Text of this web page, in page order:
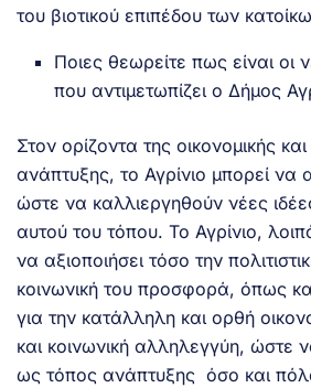
του βιοτικού επιπέδου των
Ποιες θεωρείτε πως είναι οι
που αντιμετωπίζει ο Δήμος
Στον ορίζοντα της οικονομικής και
ανάπτυξης, το Αγρίνιο μπορεί να
ώστε να καλλιεργηθούν νέες
αυτού του τόπου. Το Αγρίνιο,
να αξιοποιήσει τόσο την
κοινωνική του προσφορά, όπως
για την κατάλληλη και ορθή
και κοινωνική αλληλεγγύη, ώστε
ως τόπος ανάπτυξης όσο και